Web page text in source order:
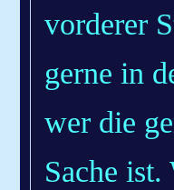
vorderer
gerne in
wer die
Sache